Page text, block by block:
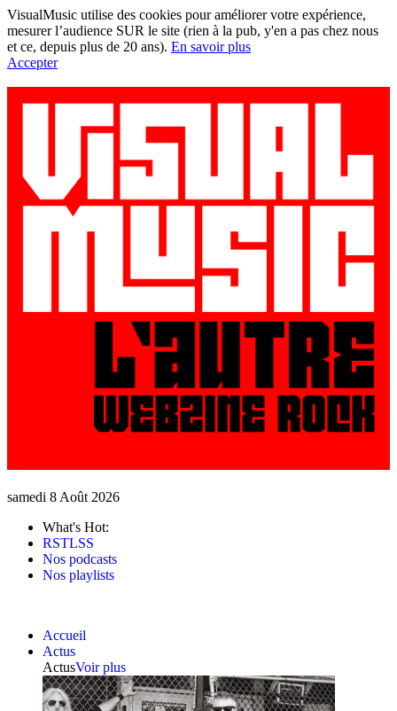
VisualMusic utilise des cookies pour améliorer votre expérience,
mesurer l’audience SUR le site (rien à la pub, y'en a pas chez nous
et ce, depuis plus de 20 ans). En savoir plus
Accepter
samedi 8 Août 2026
What's Hot:
RSTLSS
Nos podcasts
Nos playlists
Accueil
Actus
ActusVoir plus